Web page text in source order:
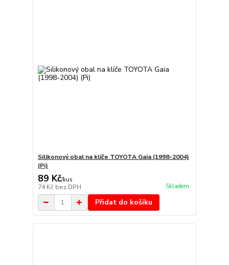
Silikonový obal na klíče TOYOTA Gaia (1998-2004)
(Pi)
89 Kč/kus
74 Kč bez DPH Skladem
Přidat do košíku